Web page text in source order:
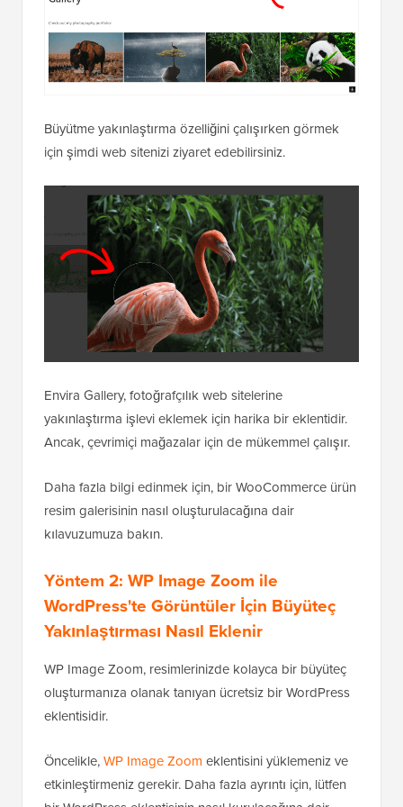
Büyütme yakınlaştırma özelliğini çalışırken görmek
için şimdi web sitenizi ziyaret edebilirsiniz.
Envira Gallery, fotoğrafçılık web sitelerine
yakınlaştırma işlevi eklemek için harika bir eklentidir.
Ancak, çevrimiçi mağazalar için de mükemmel çalışır.
Daha fazla bilgi edinmek için, bir WooCommerce ürün
resim galerisinin nasıl oluşturulacağına dair
kılavuzumuza bakın.
Yöntem 2: WP Image Zoom ile
WordPress'te Görüntüler İçin Büyüteç
Yakınlaştırması Nasıl Eklenir
WP Image Zoom, resimlerinizde kolayca bir büyüteç
oluşturmanıza olanak tanıyan ücretsiz bir WordPress
eklentisidir.
Öncelikle,WP Image Zoom eklentisini yüklemeniz ve
etkinleştirmeniz gerekir. Daha fazla ayrıntı için, lütfen